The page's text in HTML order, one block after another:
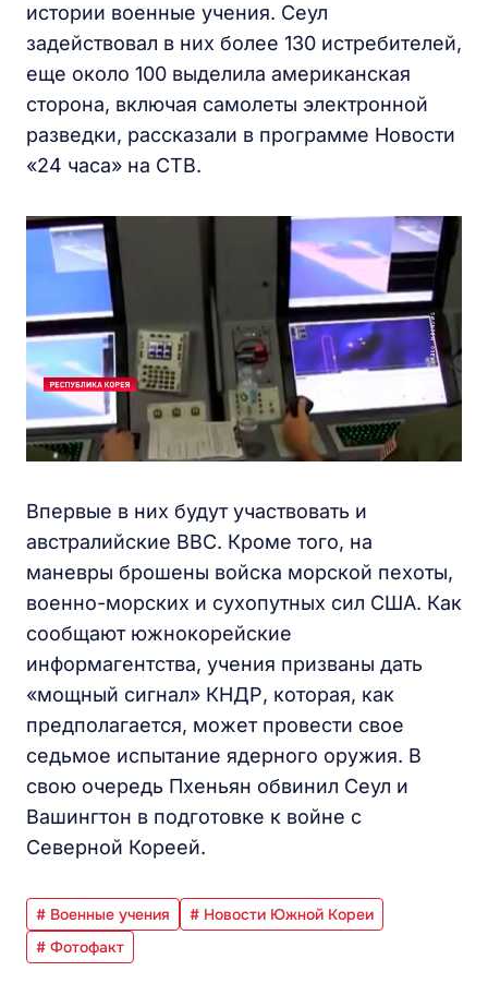
истории военные учения. Сеул
задействовал в них более 130 истребителей,
еще около 100 выделила американская
сторона, включая самолеты электронной
разведки, рассказали в программе Новости
«24 часа» на СТВ.
Впервые в них будут участвовать и
австралийские ВВС. Кроме того, на
маневры брошены войска морской пехоты,
военно-морских и сухопутных сил США. Как
сообщают южнокорейские
информагентства, учения призваны дать
«мощный сигнал» КНДР, которая, как
предполагается, может провести свое
седьмое испытание ядерного оружия. В
свою очередь Пхеньян обвинил Сеул и
Вашингтон в подготовке к войне с
Северной Кореей.
# Военные учения
# Новости Южной Кореи
# Фотофакт